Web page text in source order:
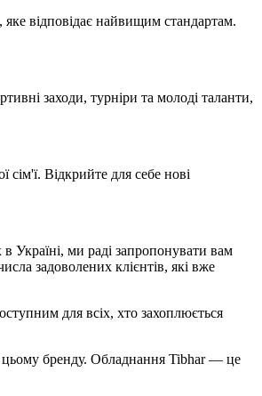
відповідає найвищим стандартам.
заходи, турніри та молоді таланти,
Відкрийте для себе нові
Україні, ми раді запропонувати вам
задоволених клієнтів, які вже
для всіх, хто захоплюється
цьому бренду. Обладнання Tibhar — це